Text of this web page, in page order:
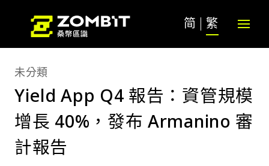
简 繁
未分類
Yield App Q4 報告：資管規模
增長 40%，發布 Armanino 審
計報告